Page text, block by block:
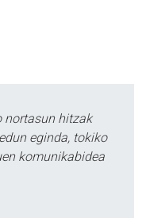
nortasun hitzak
eginda, tokiko
komunikabidea